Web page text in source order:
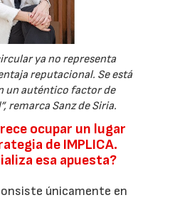
ya no representa
reputacional. Se está
un auténtico factor de
remarca Sanz de Siria.
ocupar un lugar
de IMPLICA.
esa apuesta?
únicamente en